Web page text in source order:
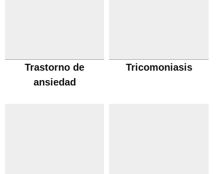
Trastorno de
ansiedad
Tricomoniasis